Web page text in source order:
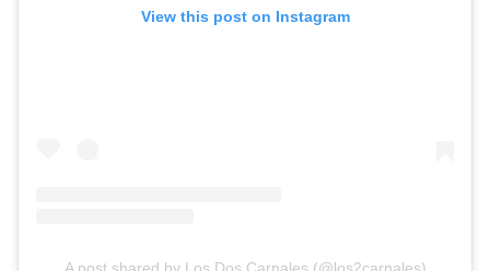
View this post on Instagram